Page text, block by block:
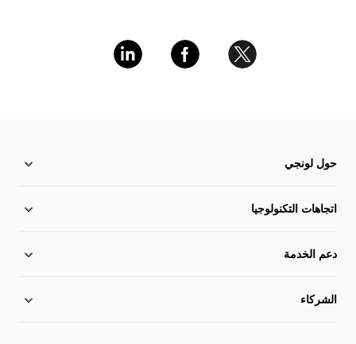
حول لونجي
حول لونجي
التخطيط العولمة
فريق الإدارة
اتجاهات التكنولوجيا
أخبار لونجي
دعم الخدمة
مركز التحميل
الشركاء